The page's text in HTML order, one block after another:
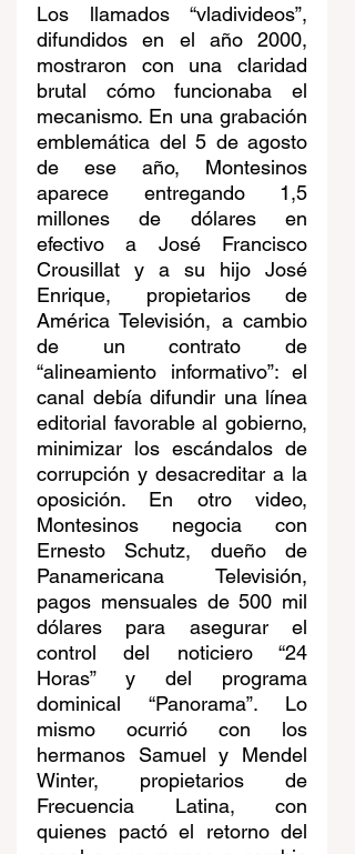
Los llamados “vladivideos”,
difundidos en el año 2000,
mostraron con una claridad
brutal cómo funcionaba el
mecanismo. En una grabación
emblemática del 5 de agosto
de ese año, Montesinos
aparece entregando 1,5
millones de dólares en
efectivo a José Francisco
Crousillat y a su hijo José
Enrique, propietarios de
América Televisión, a cambio
de un contrato de
“alineamiento informativo”: el
canal debía difundir una línea
editorial favorable al gobierno,
minimizar los escándalos de
corrupción y desacreditar a la
oposición. En otro video,
Montesinos negocia con
Ernesto Schutz, dueño de
Panamericana Televisión,
pagos mensuales de 500 mil
dólares para asegurar el
control del noticiero “24
Horas” y del programa
dominical “Panorama”. Lo
mismo ocurrió con los
hermanos Samuel y Mendel
Winter, propietarios de
Frecuencia Latina, con
quienes pactó el retorno del